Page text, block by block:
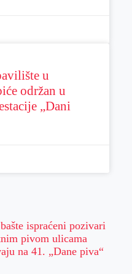
u
održan u
„Dani
ispraćeni pozivari
pivom ulicama
na 41. „Dane piva“